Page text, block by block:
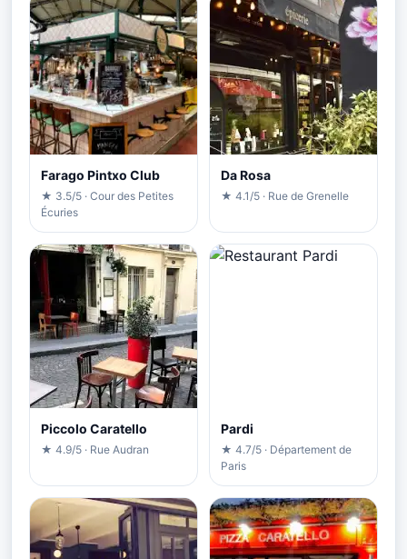
Farago Pintxo Club
★ 3.5/5 · Cour des Petites
Écuries
Da Rosa
★ 4.1/5 · Rue de Grenelle
Piccolo Caratello
★ 4.9/5 · Rue Audran
Pardi
★ 4.7/5 · Département de
Paris